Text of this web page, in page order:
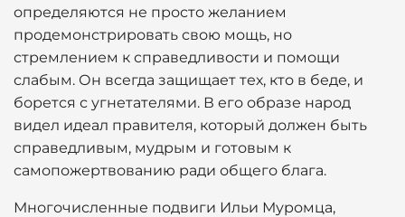
определяются не просто желанием
продемонстрировать свою мощь, но
стремлением к справедливости и помощи
слабым. Он всегда защищает тех, кто в беде, и
борется с угнетателями. В его образе народ
видел идеал правителя, который должен быть
справедливым, мудрым и готовым к
самопожертвованию ради общего блага.
Многочисленные подвиги Ильи Муромца,